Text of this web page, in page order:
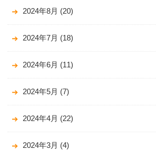
2024年8月 (20)
2024年7月 (18)
2024年6月 (11)
2024年5月 (7)
2024年4月 (22)
2024年3月 (4)